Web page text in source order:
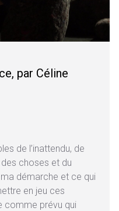
par Céline
de l’inattendu, de
choses et du
démarche et ce qui
en jeu ces
comme prévu qui